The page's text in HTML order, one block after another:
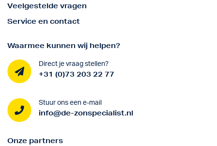
Veelgestelde vragen
Service en contact
Waarmee kunnen wij helpen?
Direct je vraag stellen?
+31 (0)73 203 22 77
Stuur ons een e-mail
info@de-zonspecialist.nl
Onze partners